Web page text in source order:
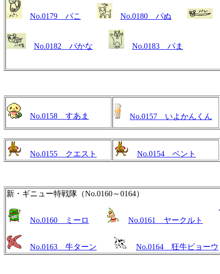
No.0179 パこ No.0180 パぬ
No.0182 パかな No.0183 パま
No.0158 すあま No.0157 いよかんくん
No.0155 クエスト No.0154 ベント
新・ギニュー特戦隊（No.0160～0164）
No.0160 ミーロ No.0161 ヤークルト
No.0163 牛ターン No.0164 狂牛ビョーウ